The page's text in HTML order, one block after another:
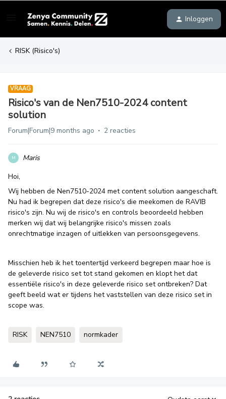
Inloggen
RISK (Risico's)
VRAAG
Risico's van de Nen7510-2024 content
solution
Forum|Forum|9 months ago 2 reacties
M
Maris
Hoi,
Wij hebben de Nen7510-2024 met content solution aangeschaft.
Nu had ik begrepen dat deze risico's die meekomen de RAVIB
risico's zijn. Nu wij de risico's en controls beoordeeld hebben
merken wij dat wij belangrijke risico's missen zoals
onrechtmatige inzagen of uitlekken van persoonsgegevens.
Misschien heb ik het toentertijd verkeerd begrepen maar hoe is
de geleverde risico set tot stand gekomen en klopt het dat
essentiële risico's in deze geleverde risico set ontbreken? Dat
geeft beeld wat er tijdens het vaststellen van deze risico set in
scope was.
RISK NEN7510 normkader